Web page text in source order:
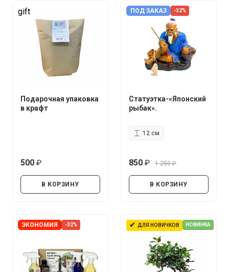
gift
Подарочная упаковка
в крафт
500
В КОРЗИНУ
ПОД ЗАКАЗ -32%
Статуэтка-«Японский
рыбак».
12 см
850
1 250
В КОРЗИНУ
ЭКОНОМИЯ -32% ✔ ДЛЯ НОВИЧКОВ НОВИНКА